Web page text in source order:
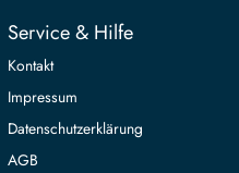
Service & Hilfe
Kontakt
Impressum
Datenschutzerklärung
AGB